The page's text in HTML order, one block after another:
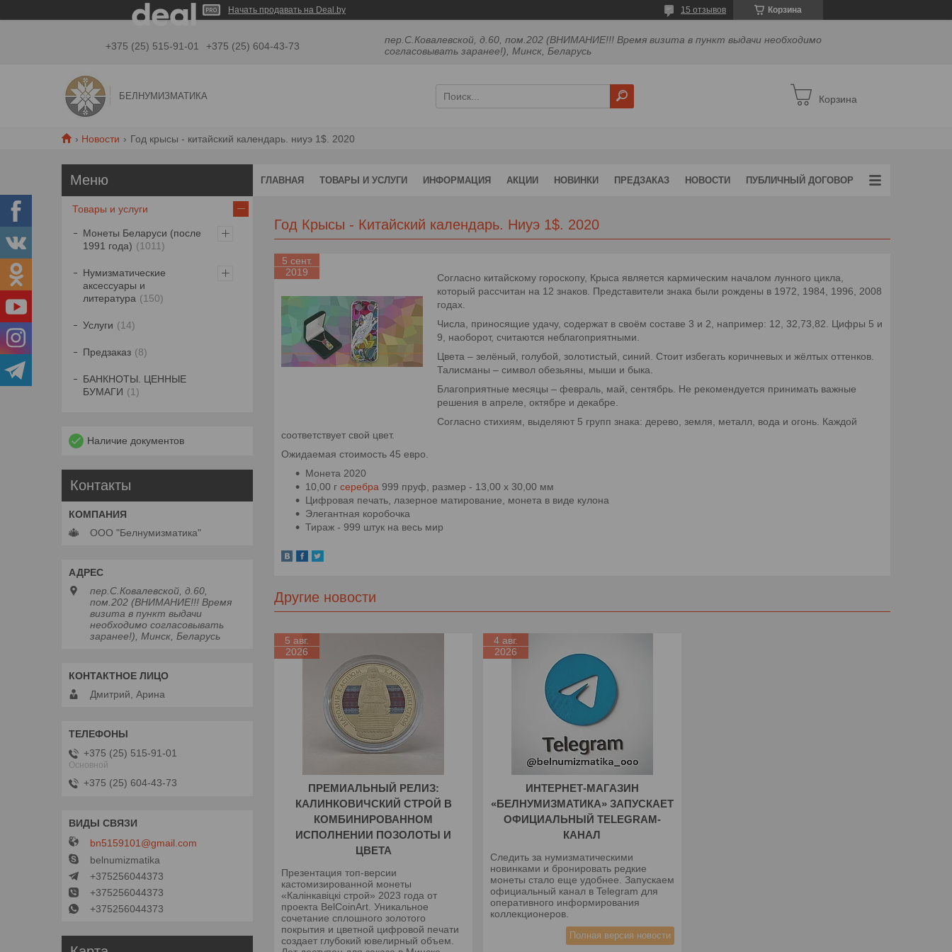
Начать продавать на Deal.by Корзина
15 отзывов
+375 (25) 515-91-01 +375 (25) 604-43-73
пер.С.Ковалевской, д.60, пом.202 (ВНИМАНИЕ!!! Время визита в пункт выдачи необходимо
согласовывать заранее!), Минск, Беларусь
БЕЛНУМИЗМАТИКА Корзина
Новости Год крысы - китайский календарь. ниуэ 1$. 2020
ГЛАВНАЯ ТОВАРЫ И УСЛУГИ ИНФОРМАЦИЯ АКЦИИ НОВИНКИ ПРЕДЗАКАЗ НОВОСТИ ПУБЛИЧНЫЙ ДОГОВОР
Год Крысы - Китайский календарь. Ниуэ 1$. 2020
5 сент.
2019
Согласно китайскому гороскопу, Крыса является кармическим началом лунного цикла,
который рассчитан на 12 знаков. Представители знака были рождены в 1972, 1984, 1996, 2008
годах.
Числа, приносящие удачу, содержат в своём составе 3 и 2, например: 12, 32,73,82. Цифры 5 и
9, наоборот, считаются неблагоприятными.
Цвета – зелёный, голубой, золотистый, синий. Стоит избегать коричневых и жёлтых оттенков.
Талисманы – символ обезьяны, мыши и быка.
Благоприятные месяцы – февраль, май, сентябрь. Не рекомендуется принимать важные
решения в апреле, октябре и декабре.
Согласно стихиям, выделяют 5 групп знака: дерево, земля, металл, вода и огонь. Каждой
соответствует свой цвет.
Ожидаемая стоимость 45 евро.
Монета 2020
10,00 г серебра 999 пруф, размер - 13,00 х 30,00 мм
Цифровая печать, лазерное матирование, монета в виде кулона
Элегантная коробочка
Тираж - 999 штук на весь мир
Другие новости
5 авг.
2026
ПРЕМИАЛЬНЫЙ РЕЛИЗ:
КАЛИНКОВИЧСКИЙ СТРОЙ В
КОМБИНИРОВАННОМ
ИСПОЛНЕНИИ ПОЗОЛОТЫ И
ЦВЕТА
Презентация топ-версии
кастомизированной монеты
«Калінкавіцкі строй» 2023 года от
проекта BelCoinArt. Уникальное
сочетание сплошного золотого
покрытия и цветной цифровой печати
создает глубокий ювелирный объем.
4 авг.
2026
ИНТЕРНЕТ-МАГАЗИН
«БЕЛНУМИЗМАТИКА» ЗАПУСКАЕТ
ОФИЦИАЛЬНЫЙ TELEGRAM-
КАНАЛ
Следить за нумизматическими
новинками и бронировать редкие
монеты стало еще удобнее. Запускаем
официальный канал в Telegram для
оперативного информирования
коллекционеров.
Полная версия новости
Товары и услуги
Монеты Беларуси (после
1991 года)
1011
Нумизматические
аксессуары и
литература
150
Услуги 14
Предзаказ 8
БАНКНОТЫ. ЦЕННЫЕ
БУМАГИ
1
Наличие документов
Контакты
ООО "Белнумизматика"
пер.С.Ковалевской, д.60,
пом.202 (ВНИМАНИЕ!!! Время
визита в пункт выдачи
необходимо согласовывать
заранее!), Минск, Беларусь
Дмитрий, Арина
+375 (25) 515-91-01
Основной
+375 (25) 604-43-73
bn5159101@gmail.com
belnumizmatika
+375256044373
+375256044373
+375256044373